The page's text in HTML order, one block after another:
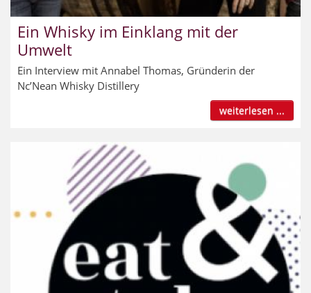
Ein Whisky im Einklang mit der
Umwelt
Ein Interview mit Annabel Thomas, Gründerin der
Nc’Nean Whisky Distillery
weiterlesen ...